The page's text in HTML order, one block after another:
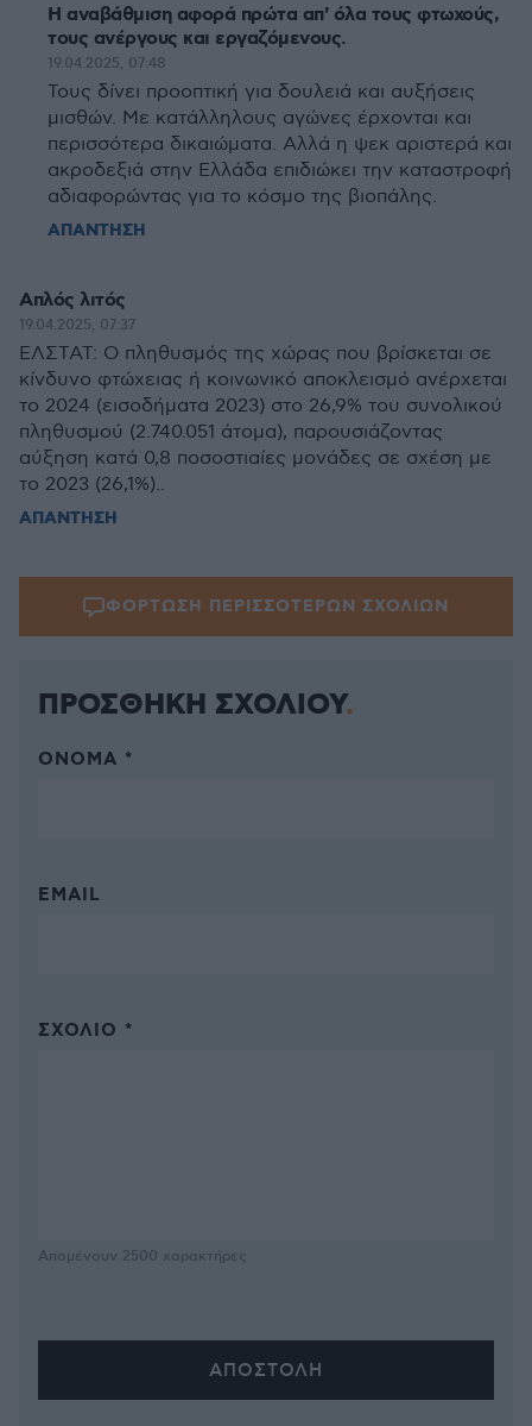
Η αναβάθμιση αφορά πρώτα απ' όλα τους φτωχούς,
τους ανέργους και εργαζόμενους.
19.04.2025, 07:48
Τους δίνει προοπτική για δουλειά και αυξήσεις
μισθών. Με κατάλληλους αγώνες έρχονται και
περισσότερα δικαιώματα. Αλλά η ψεκ αριστερά και
ακροδεξιά στην Ελλάδα επιδιώκει την καταστροφή
αδιαφορώντας για το κόσμο της βιοπάλης.
ΑΠΑΝΤΗΣΗ
Απλός λιτός
19.04.2025, 07:37
ΕΛΣΤΑΤ: Ο πληθυσμός της χώρας που βρίσκεται σε
κίνδυνο φτώχειας ή κοινωνικό αποκλεισμό ανέρχεται
το 2024 (εισοδήματα 2023) στο 26,9% του συνολικού
πληθυσμού (2.740.051 άτομα), παρουσιάζοντας
αύξηση κατά 0,8 ποσοστιαίες μονάδες σε σχέση με
το 2023 (26,1%)..
ΑΠΑΝΤΗΣΗ
ΦΟΡΤΩΣΗ ΠΕΡΙΣΣΟΤΕΡΩΝ ΣΧΟΛΙΩΝ
ΠΡΟΣΘΗΚΗ ΣΧΟΛΙΟΥ
ΌΝΟΜΑ *
EMAIL
ΣΧΌΛΙΟ *
Απομένουν 2500 χαρακτήρες